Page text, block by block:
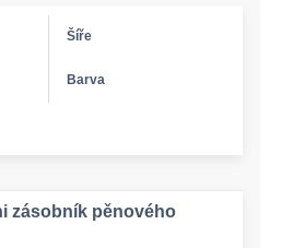
Šíře
Barva
zásobník pěnového